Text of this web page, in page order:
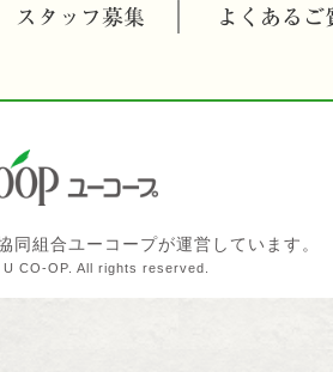
スタッフ募集 よくあるご
同組合ユーコープが運営しています。
CO-OP. All rights reserved.